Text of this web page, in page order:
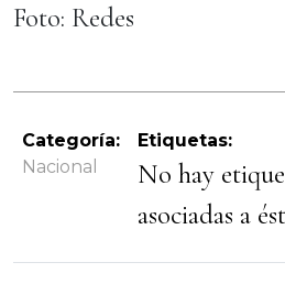
Foto: Redes
Categoría:
Nacional
Etiquetas:
No hay
asociadas a